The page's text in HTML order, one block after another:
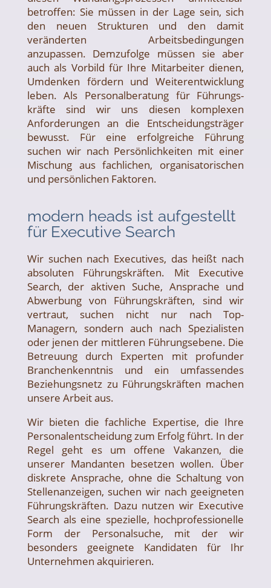
betroffen: Sie müssen in der Lage sein, sich
den neuen Strukturen und den damit
veränderten Arbeits­bedingungen
anzupassen. Demzufolge müssen sie aber
auch als Vorbild für Ihre Mitarbeiter dienen,
Umdenken fördern und Weiter­entwicklung
leben. Als Personal­beratung für Führungs­
kräfte sind wir uns diesen komplexen
Anforderungen an die Entscheidungs­träger
bewusst. Für eine erfolgreiche Führung
suchen wir nach Persönlich­keiten mit einer
Mischung aus fachlichen, organisa­torischen
und persönlichen Faktoren.
modern heads ist aufgestellt
für Executive Search
Wir suchen nach Executives, das heißt nach
absoluten Führungskräften. Mit Executive
Search, der aktiven Suche, Ansprache und
Abwerbung von Führungskräften, sind wir
vertraut, suchen nicht nur nach Top-
Managern, sondern auch nach Spezialisten
oder jenen der mittleren Führungsebene. Die
Betreuung durch Experten mit profunder
Branchenkenntnis und ein umfassendes
Beziehungsnetz zu Führungskräften machen
unsere Arbeit aus.
Wir bieten die fachliche Expertise, die Ihre
Personalentscheidung zum Erfolg führt. In der
Regel geht es um offene Vakanzen, die
unserer Mandanten besetzen wollen. Über
diskrete Ansprache, ohne die Schaltung von
Stellenanzeigen, suchen wir nach geeigneten
Führungskräften. Dazu nutzen wir Executive
Search als eine spezielle, hochprofessionelle
Form der Personalsuche, mit der wir
besonders geeignete Kandidaten für Ihr
Unternehmen akquirieren.